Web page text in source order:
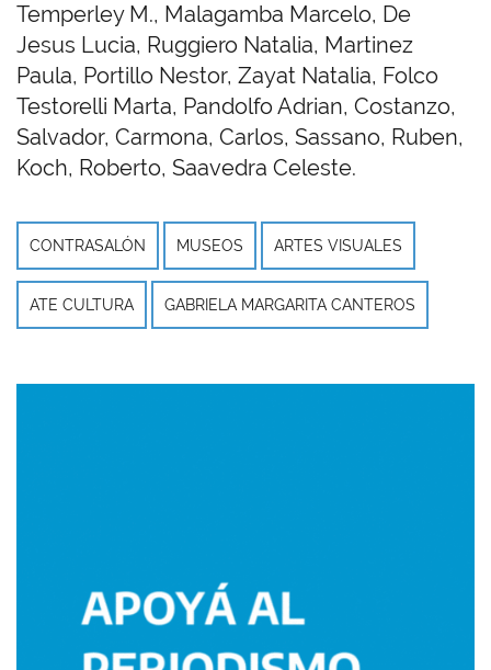
Temperley M., Malagamba Marcelo, De
Jesus Lucia, Ruggiero Natalia, Martinez
Paula, Portillo Nestor, Zayat Natalia, Folco
Testorelli Marta, Pandolfo Adrian, Costanzo,
Salvador, Carmona, Carlos, Sassano, Ruben,
Koch, Roberto, Saavedra Celeste.
CONTRASALÓN MUSEOS ARTES VISUALES
ATE CULTURA GABRIELA MARGARITA CANTEROS